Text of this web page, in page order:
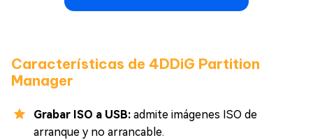
Características de 4DDiG Partition
Manager
Grabar ISO a USB: admite imágenes ISO de
arranque y no arrancable.